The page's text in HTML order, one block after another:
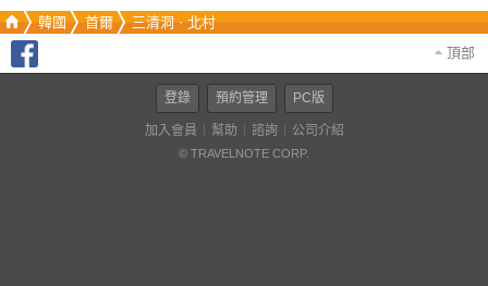
韓國
首爾
三清洞ㆍ北村
頂部
登錄 預約管理 PC版
加入會員 幫助 諮詢 公司介紹
© TRAVELNOTE CORP.